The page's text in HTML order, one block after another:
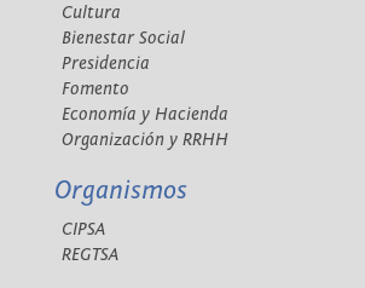
Cultura
Bienestar Social
Presidencia
Fomento
Economía y Hacienda
Organización y RRHH
Organismos
CIPSA
REGTSA